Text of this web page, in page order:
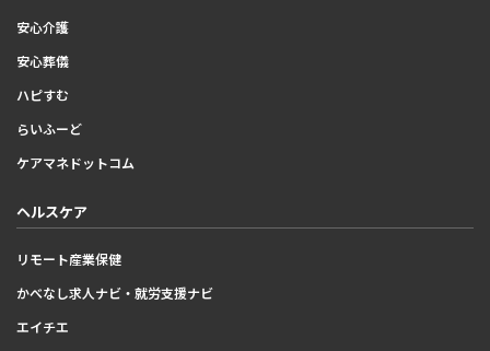
安心介護
安心葬儀
ハピすむ
らいふーど
ケアマネドットコム
ヘルスケア
リモート産業保健
かべなし求人ナビ・就労支援ナビ
エイチエ